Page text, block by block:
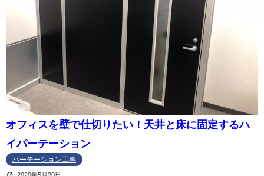
オフィスを壁で仕切りたい！天井と床に固定するハ
イパーテーション
パーテーション工事